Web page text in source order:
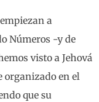
a
Números -y de
visto a Jehová
organizado en el
que su